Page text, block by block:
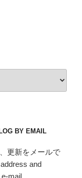
BY EMAIL
更新をメールで
and
mail.